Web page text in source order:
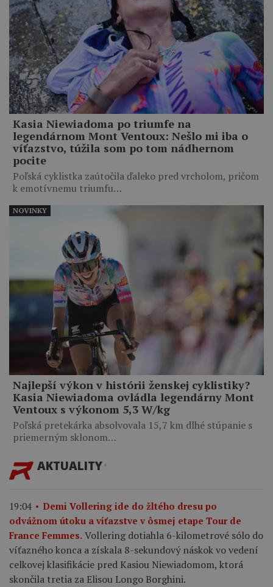
Kasia Niewiadoma po triumfe na
legendárnom Mont Ventoux: Nešlo mi iba o
víťazstvo, túžila som po tom nádhernom
pocite
Poľská cyklistka zaútočila ďaleko pred vrcholom, pričom
k emotívnemu triumfu…
Najlepší výkon v histórii ženskej cyklistiky?
Kasia Niewiadoma ovládla legendárny Mont
Ventoux s výkonom 5,3 W/kg
Poľská pretekárka absolvovala 15,7 km dlhé stúpanie s
priemerným sklonom…
NOVINKY
AKTUALITY
19:04
Demi Vollering ide do žltého dresu po
odvážnom útoku a víťazstve v ôsmej etape Tour de
France Femmes. Vollering dotiahla 6-kilometrové sólo do
víťazného konca a získala 8-sekundový náskok vo vedení
celkovej klasifikácie pred Kasiou Niewiadomom, ktorá
skončila tretia za Elisou Longo Borghini.